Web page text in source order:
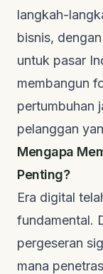
langkah-
bisnis,
untuk pasar
membangun
pertumbuhan
pelanggan
Mengapa
Penting?
Era digital
fundamental.
pergeseran
mana